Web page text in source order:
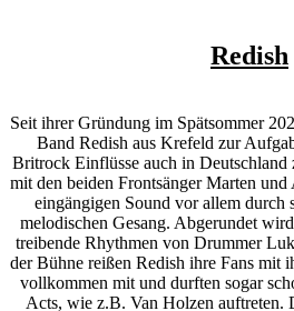
Redish
Seit ihrer Gründung im Spätsommer
Band Redish aus Krefeld zur
Britrock Einflüsse auch in Deutschland
mit den beiden Frontsänger Marten
eingängigen Sound vor allem durch
melodischen Gesang. Abgerundet
treibende Rhythmen von Drummer
der Bühne reißen Redish ihre Fans mit
vollkommen mit und durften sogar
Acts, wie z.B. Van Holzen auftreten.